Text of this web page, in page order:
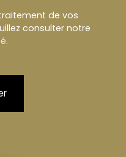
de vos
consulter notre
.